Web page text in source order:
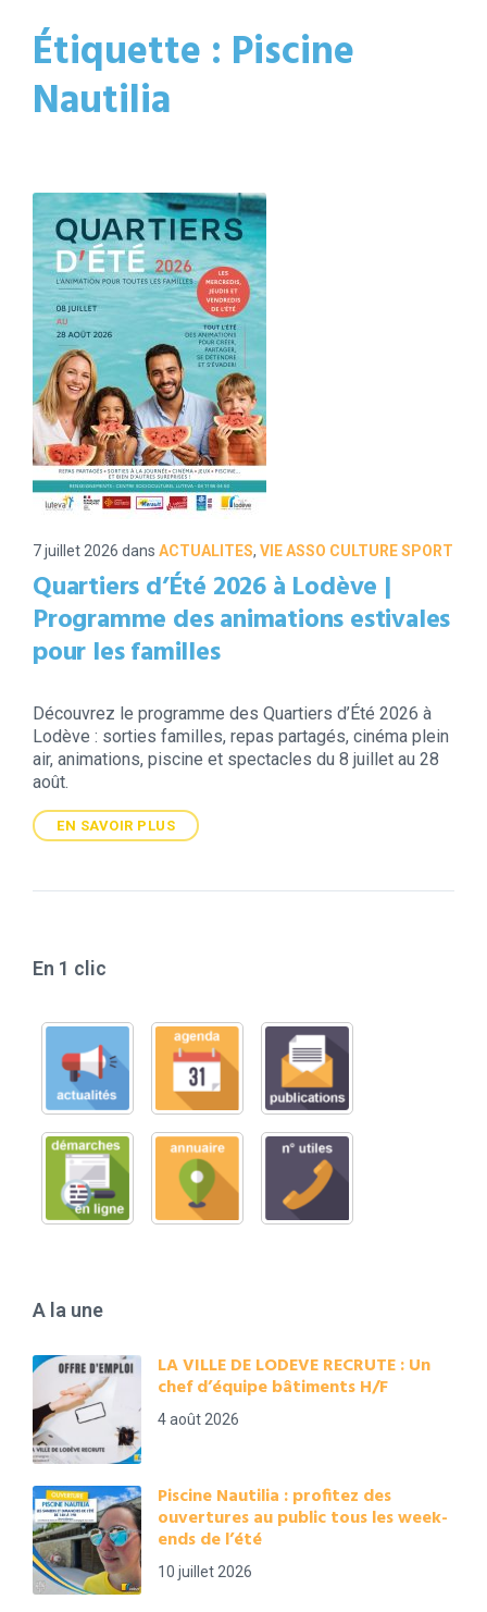
Étiquette : Piscine
Nautilia
7 juillet 2026 dans ACTUALITES, VIE ASSO CULTURE SPORT
Quartiers d’Été 2026 à Lodève |
Programme des animations estivales
pour les familles
Découvrez le programme des Quartiers d’Été 2026 à
Lodève : sorties familles, repas partagés, cinéma plein
air, animations, piscine et spectacles du 8 juillet au 28
août.
EN SAVOIR PLUS
En 1 clic
A la une
LA VILLE DE LODEVE RECRUTE : Un
chef d’équipe bâtiments H/F
4 août 2026
Piscine Nautilia : profitez des
ouvertures au public tous les week-
ends de l’été
10 juillet 2026